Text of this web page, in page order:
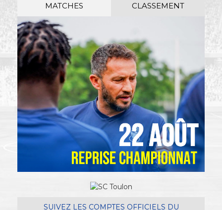
MATCHES CLASSEMENT
SUIVEZ LES COMPTES OFFICIELS DU